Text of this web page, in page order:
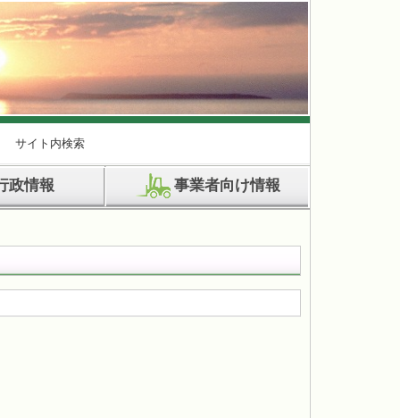
サイト内検索
政情報 事業者向け情報